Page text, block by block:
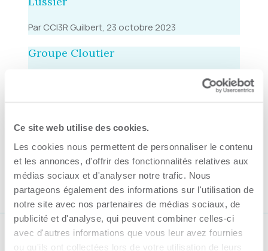
Ce site web utilise des cookies.
Les cookies nous permettent de personnaliser le contenu
et les annonces, d'offrir des fonctionnalités relatives aux
médias sociaux et d'analyser notre trafic. Nous
partageons également des informations sur l'utilisation de
notre site avec nos partenaires de médias sociaux, de
publicité et d'analyse, qui peuvent combiner celles-ci
avec d'autres informations que vous leur avez fournies
ou qu'ils ont collectées lors de votre utilisation de leurs
Par CCI3R Guilbert, 23 octobre 2023
Groupe Cloutier
Par CCI3R Guilbert, 23 octobre 2023
ASQ Consultants
Par CCI3R Guilbert, 23 octobre 2023
Suivez-nous